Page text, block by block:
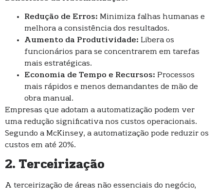
Redução de Erros: Minimiza falhas humanas e
melhora a consistência dos resultados.
Aumento da Produtividade: Libera os
funcionários para se concentrarem em tarefas
mais estratégicas.
Economia de Tempo e Recursos: Processos
mais rápidos e menos demandantes de mão de
obra manual.
Empresas que adotam a automatização podem ver
uma redução significativa nos custos operacionais.
Segundo a McKinsey, a automatização pode reduzir os
custos em até 20%.
2. Terceirização
A terceirização de áreas não essenciais do negócio,